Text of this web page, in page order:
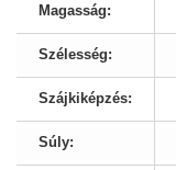
Magasság:
Szélesség:
Szájkiképzés:
Súly: